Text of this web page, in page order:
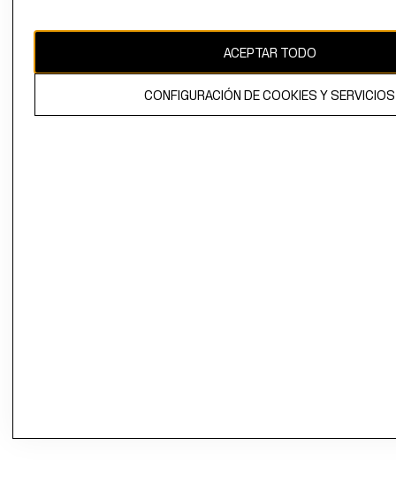
propiedad de H&M Hennes & Mauritz AB.ACEPTAR TODO
CONFIGURACIÓN DE COOKIES Y SERVICIOS